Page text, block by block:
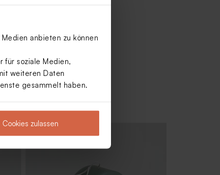
anbieten zu können
für soziale Medien,
weiteren Daten
gesammelt haben.
Cookies zulassen